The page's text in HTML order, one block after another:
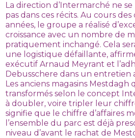
La direction d’Intermarché ne
pas dans ces récits. Au cours
années, le groupe a réalisé
croissance avec un nombre de
pratiquement inchangé. Cela
une logistique défaillante,
exécutif Arnaud Meyrant et
Debusschere dans un entretien
Les anciens magasins Mestdagh
transformés selon le concept
à doubler, voire tripler leur
signifie que le chiffre d’affaires
l’ensemble du parc est déjà
niveau d’avant le rachat de